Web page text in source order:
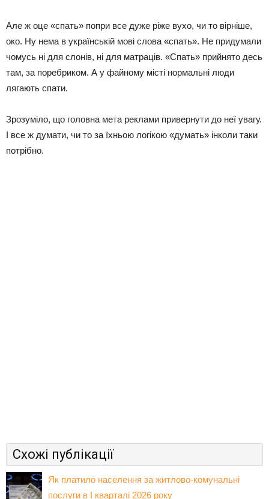
Але ж оце «спать» попри все дуже ріже вухо, чи то вірніше,
око. Ну нема в українській мові слова «спать». Не придумали
чомусь ні для слонів, ні для матраців. «Спать» прийнято десь
там, за поребриком. А у файному місті нормальні люди
лягають спати.
Зрозуміло, що головна мета реклами привернути до неї увагу.
І все ж думати, чи то за їхньою логікою «думать» інколи таки
потрібно.
Схожі публікації
Як платило населення за житлово-комунальні
послуги в І кварталі 2026 року